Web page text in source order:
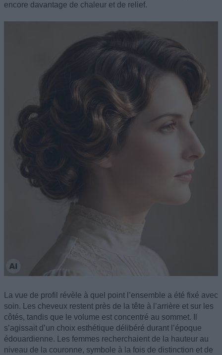
encore davantage de chaleur et de relief.
La vue de profil révèle à quel point l’ensemble a été fixé avec
soin. Les cheveux restent près de la tête à l’arrière et sur les
côtés, tandis que le volume est concentré au sommet. Il
s’agissait d’un choix esthétique délibéré durant l’époque
édouardienne. Les femmes recherchaient de la hauteur au
niveau de la couronne, symbole à la fois de distinction et de